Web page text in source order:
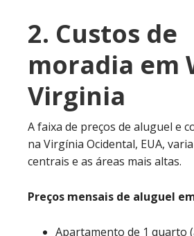
2. Custos de
moradia em
Virginia
A faixa de preços de aluguel e
na Virgínia Ocidental, EUA,
centrais e as áreas mais altas.
Preços mensais de aluguel
Apartamento de 1 quarto